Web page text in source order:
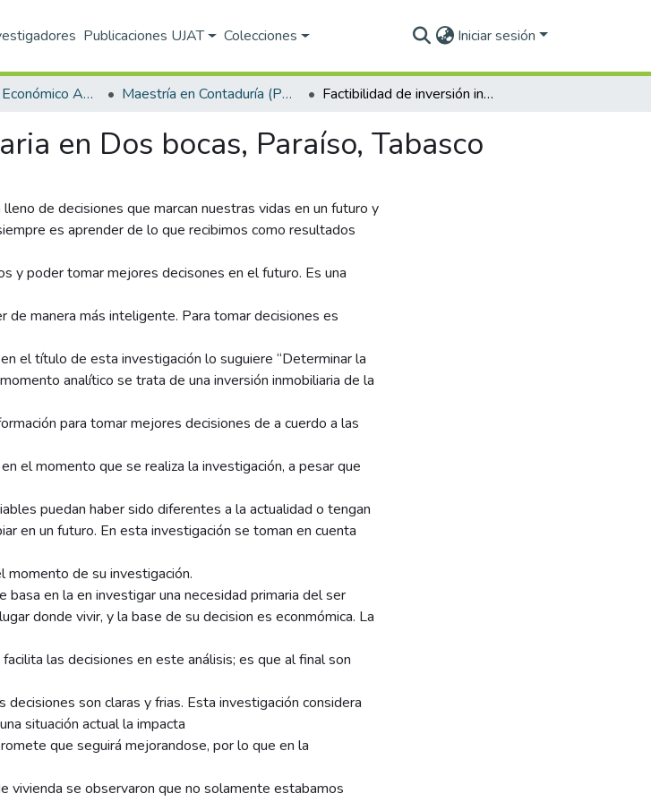
Publicaciones UJAT Colecciones Iniciar sesión
TM-Ciencias Económico Administrativas (DACEA) Maestría en Contaduría (PNPC) Factibilidad de inversión inmobiliaria en Dos bocas, Paraíso, Tabasco
en Dos bocas, Paraíso, Tabasco
de decisiones que marcan nuestras vidas en un futuro y
es aprender de lo que recibimos como resultados
y poder tomar mejores decisones en el futuro. Es una
de manera más inteligente. Para tomar decisiones es
el título de esta investigación lo suguiere “Determinar la
analítico se trata de una inversión inmobiliaria de la
para tomar mejores decisiones de a cuerdo a las
el momento que se realiza la investigación, a pesar que
puedan haber sido diferentes a la actualidad o tengan
en un futuro. En esta investigación se toman en cuenta
momento de su investigación.
basa en la en investigar una necesidad primaria del ser
donde vivir, y la base de su decision es econmómica. La
las decisiones en este análisis; es que al final son
decisiones son claras y frias. Esta investigación considera
situación actual la impacta
que seguirá mejorandose, por lo que en la
vivienda se observaron que no solamente estabamos